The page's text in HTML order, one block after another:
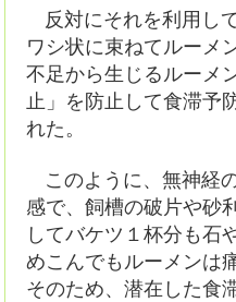
反対にそれを利用し
ワシ状に束ねてルーメ
不足から生じるルーメ
止」を防止して食滞予
れた。
このように、無神経
感で、飼槽の破片や砂
してバケツ１杯分も石
めこんでもルーメンは
そのため、潜在した食